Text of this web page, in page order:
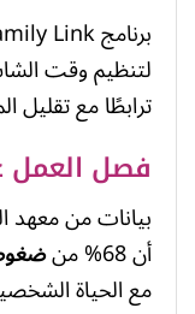
لتنظيم وقت
ترابطًا مع تقليل
فصل العمل
بيانات من معهد
أن 68% من
مع الحياة